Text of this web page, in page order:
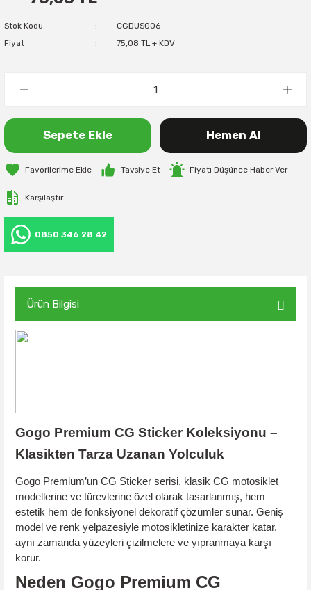
Stok Kodu
CGDÜS006
Fiyat
75,08 TL + KDV
Sepete Ekle Hemen Al
Tavsiye Et Fiyatı Düşünce Haber Ver
Karşılaştır
0850 346 28 42
Ürün Bilgisi
Gogo Premium CG Sticker Koleksiyonu –
Klasikten Tarza Uzanan Yolculuk
Gogo Premium’un CG Sticker serisi, klasik CG motosiklet
modellerine ve türevlerine özel olarak tasarlanmış, hem
estetik hem de fonksiyonel dekoratif çözümler sunar. Geniş
model ve renk yelpazesiyle motosikletinize karakter katar,
aynı zamanda yüzeyleri çizilmelere ve yıpranmaya karşı
korur.
Neden Gogo Premium CG